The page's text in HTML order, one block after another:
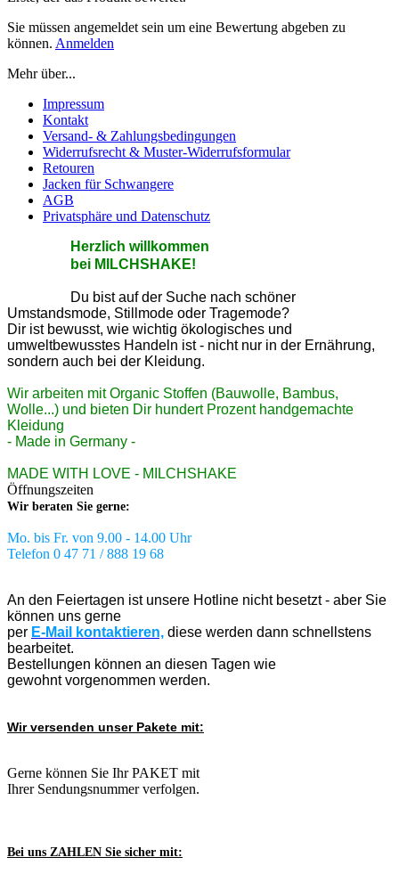
Sie müssen angemeldet sein um eine Bewertung abgeben zu
können. Anmelden
Mehr über...
Impressum
Kontakt
Versand- & Zahlungsbedingungen
Widerrufsrecht & Muster-Widerrufsformular
Retouren
Jacken für Schwangere
AGB
Privatsphäre und Datenschutz
Herzlich willkommen
bei MILCHSHAKE!
Du bist auf der Suche nach schöner
Umstandsmode, Stillmode oder Tragemode?
Dir ist bewusst, wie wichtig ökologisches und
umweltbewusstes Handeln ist - nicht nur in der Ernährung,
sondern auch bei der Kleidung.
Wir arbeiten mit Organic Stoffen (Bauwolle, Bambus,
Wolle...) und bieten Dir hundert Prozent handgemachte
Kleidung
- Made in Germany -
MADE WITH LOVE - MILCHSHAKE
Öffnungszeiten
Wir beraten Sie gerne:
Mo. bis Fr. von 9.00 - 14.00 Uhr
Telefon 0 47 71 / 888 19 68
An den Feiertagen ist unsere Hotline nicht besetzt - aber Sie
können uns gerne
per E-Mail kontaktieren, diese werden dann schnellstens
bearbeitet.
Bestellungen können an diesen Tagen wie
gewohnt vorgenommen werden.
Wir versenden unser Pakete mit:
Gerne können Sie Ihr PAKET mit
Ihrer Sendungsnummer verfolgen.
Bei uns ZAHLEN Sie sicher mit: